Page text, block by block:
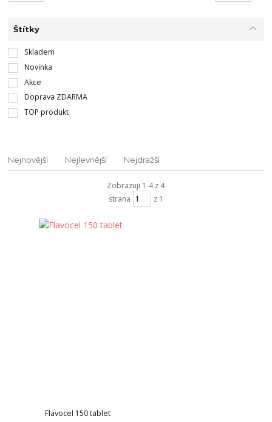
Štítky
Skladem
Novinka
Akce
Doprava ZDARMA
TOP produkt
Nejnovější Nejlevnější Nejdražší
Zobrazuji 1-4 z 4
strana
z 1
Flavocel 150 tablet